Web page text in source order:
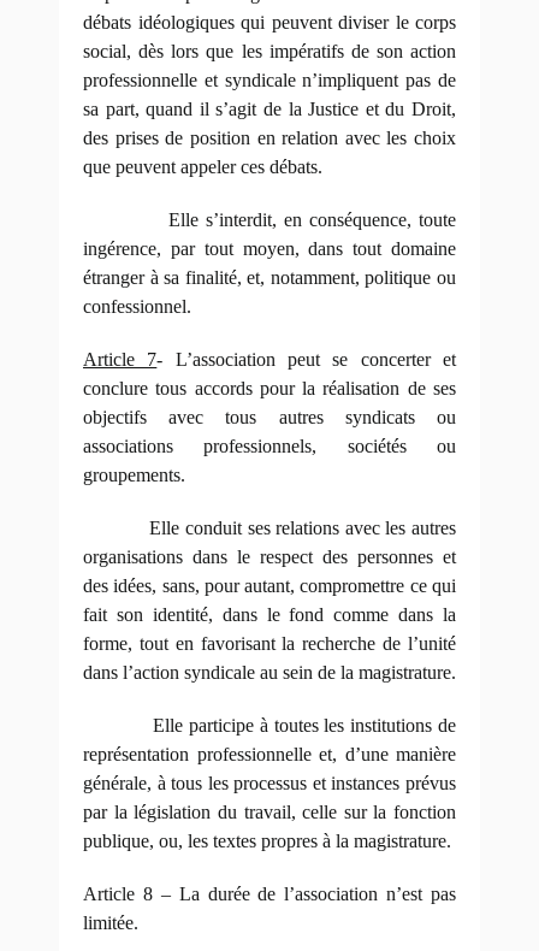
débats idéologiques qui peuvent diviser le corps
social, dès lors que les impératifs de son action
professionnelle et syndicale n’impliquent pas de
sa part, quand il s’agit de la Justice et du Droit,
des prises de position en relation avec les choix
que peuvent appeler ces débats.
Elle s’interdit, en conséquence, toute
ingérence, par tout moyen, dans tout domaine
étranger à sa finalité, et, notamment, politique ou
confessionnel.
Article 7- L’association peut se concerter et
conclure tous accords pour la réalisation de ses
objectifs avec tous autres syndicats ou
associations professionnels, sociétés ou
groupements.
Elle conduit ses relations avec les autres
organisations dans le respect des personnes et
des idées, sans, pour autant, compromettre ce qui
fait son identité, dans le fond comme dans la
forme, tout en favorisant la recherche de l’unité
dans l’action syndicale au sein de la magistrature.
Elle participe à toutes les institutions de
représentation professionnelle et, d’une manière
générale, à tous les processus et instances prévus
par la législation du travail, celle sur la fonction
publique, ou, les textes propres à la magistrature.
Article 8 – La durée de l’association n’est pas
limitée.